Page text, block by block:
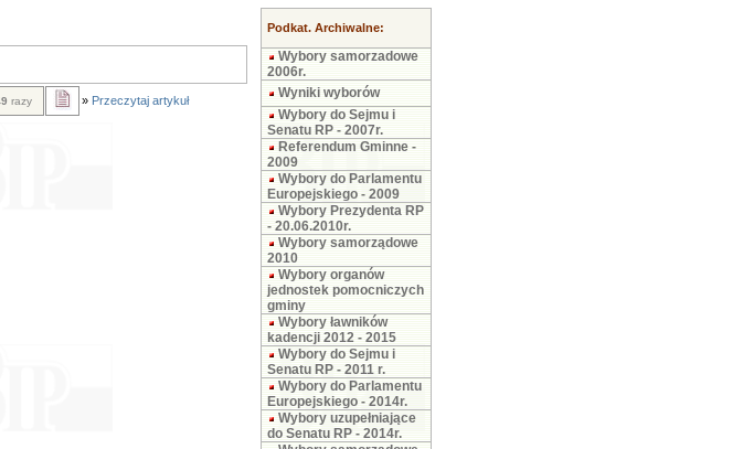
razy » Przeczytaj artykuł
Podkat. Archiwalne:
Wybory samorzadowe
2006r.
Wyniki wyborów
Wybory do Sejmu i
Senatu RP - 2007r.
Referendum Gminne -
2009
Wybory do Parlamentu
Europejskiego - 2009
Wybory Prezydenta RP
- 20.06.2010r.
Wybory samorządowe
2010
Wybory organów
jednostek pomocniczych
gminy
Wybory ławników
kadencji 2012 - 2015
Wybory do Sejmu i
Senatu RP - 2011 r.
Wybory do Parlamentu
Europejskiego - 2014r.
Wybory uzupełniające
do Senatu RP - 2014r.